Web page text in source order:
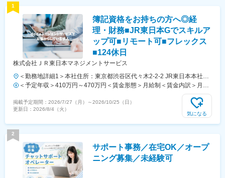
1
簿記資格をお持ちの方へ◎経
理・財務■JR東日本Gでスキルア
ップ可■リモート可■フレックス
■124休日
株式会社ＪＲ東日本マネジメントサービス
＜勤務地詳細1＞本社住所：東京都渋谷区代々木2-2-2 JR東日本本社ビ
ル9階受動喫煙対策：屋内全面禁煙＜勤務地詳細2＞東京都内オフィス
住所：東京都23区内 受動喫煙対策：屋内全面禁煙変更の範囲：会社の
定める事業所（リモートワーク含む）
＜予定年収＞410万円～470万円＜賃金形態＞月給制＜賃金内訳＞月額
（基本給）：240,000円～250,000円＜月給＞240,000円～250,000円＜
昇給有無＞有＜残業手当＞有＜給与補足＞※想定年収には残業月20Hも
含めています■昇給：年1回■賞与：年2回(合計3.0ヶ月程度)※総合職：計
月給(月額)は固定手当を含めた表記です。
掲載予定期間： 2026/7/27（月） ～2026/10/25（日）
更新日： 2026/8/4（火）
気になる
2
サポート事務／在宅OK／オープ
ニング募集／未経験可